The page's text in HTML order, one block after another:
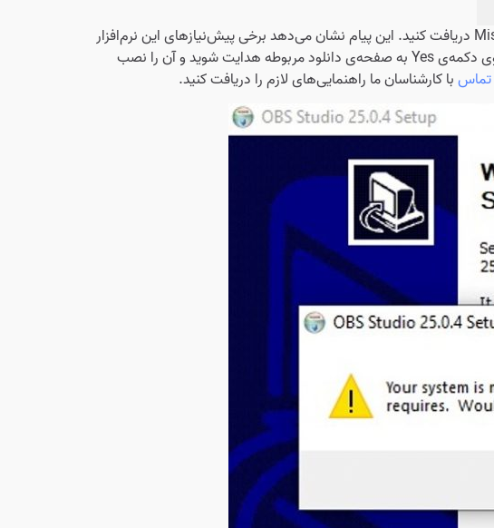
ممکن است در روند نصب، پیام‌هایی با مضمون Missing Runtime Component دریافت کنید. این پیام نشان می‌دهد برخی پیش‌نیازهای این نرم‌افزار
در سیستم شما وجود ندارد و باید نصب شود. به سادگی می‌توانید با کلیک بر روی دکمه‌ی Yes به صفحه‌ی دانلود مربوطه هدایت شوید و آن را نصب
تماسبا کارشناسان ما راهنمایی‌های لازم را دریافت کنید.